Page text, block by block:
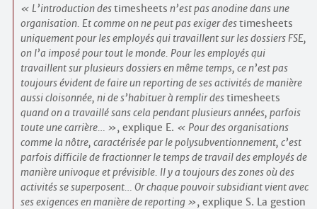
L’introduction destimesheets n’est pas anodine dans une
organisation. Et comme on ne peut pas exiger destimesheets
uniquement pour les employés qui travaillent sur les dossiers FSE,
on l’a imposé pour tout le monde. Pour les employés qui
travaillent sur plusieurs dossiers en même temps, ce n’est pas
toujours évident de faire un reporting de ses activités de manière
aussi cloisonnée, ni de s’habituer à remplir destimesheets
quand on a travaillé sans cela pendant plusieurs années, parfois
toute une carrière…
, explique E.
Pour des organisations
comme la nôtre, caractérisée par le polysubventionnement, c’est
parfois difficile de fractionner le temps de travail des employés de
manière univoque et prévisible. Il y a toujours des zones où des
activités se superposent… Or chaque pouvoir subsidiant vient avec
ses exigences en manière de reporting
, explique S. La gestion